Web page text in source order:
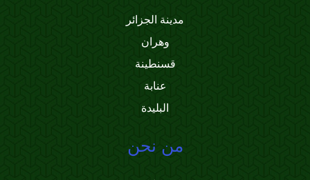
مدينة الجزائر
وهران
قسنطينة
عنابة
البليدة
من نحن